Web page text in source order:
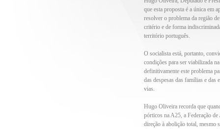
que esta proposta é a única em
resolver o problema da região
critério e de forma
território português.
O socialista está, portanto,
condições para ser viabilizada
definitivamente este problema
das despesas das famílias e das
vias.
Hugo Oliveira recorda que
pórticos na A25, a Federação
direção à abolição total, mesmo